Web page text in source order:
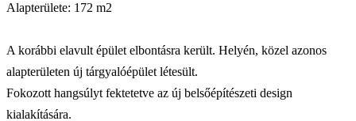
Alapterülete: 172 m2
A korábbi elavult épület elbontásra került. Helyén, közel azonos
alapterületen új tárgyalóépület létesült.
Fokozott hangsúlyt fektetetve az új belsőépítészeti design
kialakítására.